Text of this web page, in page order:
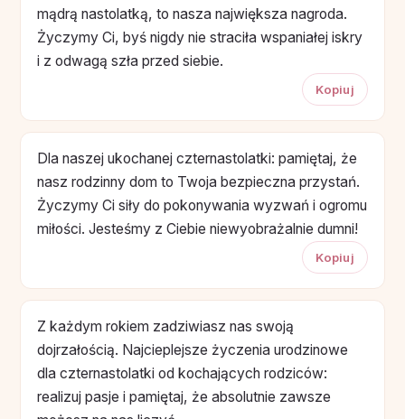
mądrą nastolatką, to nasza największa nagroda.
Życzymy Ci, byś nigdy nie straciła wspaniałej iskry
i z odwagą szła przed siebie.
Kopiuj
Dla naszej ukochanej czternastolatki: pamiętaj, że
nasz rodzinny dom to Twoja bezpieczna przystań.
Życzymy Ci siły do pokonywania wyzwań i ogromu
miłości. Jesteśmy z Ciebie niewyobrażalnie dumni!
Kopiuj
Z każdym rokiem zadziwiasz nas swoją
dojrzałością. Najcieplejsze życzenia urodzinowe
dla czternastolatki od kochających rodziców:
realizuj pasje i pamiętaj, że absolutnie zawsze